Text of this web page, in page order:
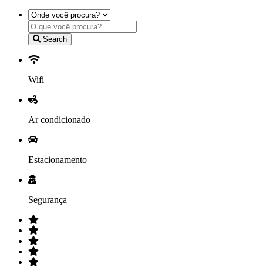
Search
Wifi
Ar condicionado
Estacionamento
Segurança